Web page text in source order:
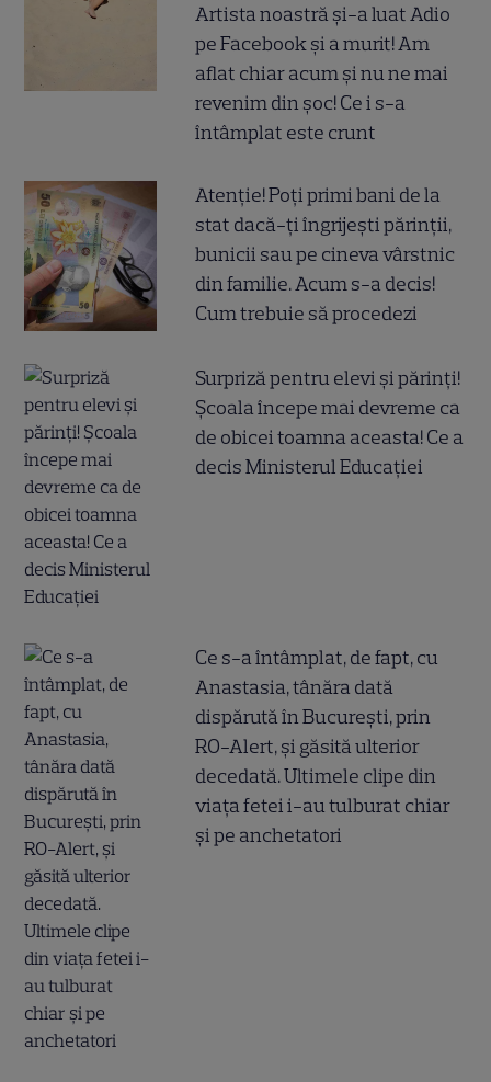
Artista noastră și-a luat Adio
pe Facebook și a murit! Am
aflat chiar acum și nu ne mai
revenim din șoc! Ce i s-a
întâmplat este crunt
Atenție! Poți primi bani de la
stat dacă-ți îngrijești părinții,
bunicii sau pe cineva vârstnic
din familie. Acum s-a decis!
Cum trebuie să procedezi
Surpriză pentru elevi și părinți!
Școala începe mai devreme ca
de obicei toamna aceasta! Ce a
decis Ministerul Educației
Ce s-a întâmplat, de fapt, cu
Anastasia, tânăra dată
dispărută în București, prin
RO-Alert, și găsită ulterior
decedată. Ultimele clipe din
viața fetei i-au tulburat chiar
și pe anchetatori